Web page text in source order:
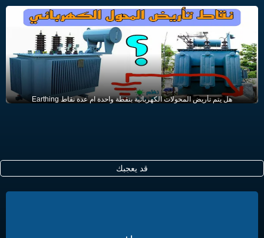
هل يتم تأريض المحولات الكهربائية بنقطة واحدة ام عدة نقاط Earthing
قد يعجبك